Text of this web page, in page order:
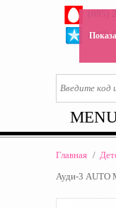
(067)
Главная /
Ауди-3 AUTO